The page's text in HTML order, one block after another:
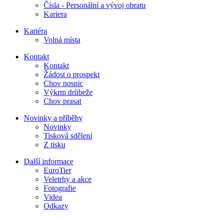
Čísla - Personální a vývoj obratu
Kariera
Kariéra
Volná místa
Kontakt
Kontakt
Žádost o prospekt
Chov nosnic
Výkrm drůbeže
Chov prasat
Novinky a příběhy
Novinky
Tisková sdělení
Z tisku
Další informace
EuroTier
Veletrhy a akce
Fotografie
Videa
Odkazy